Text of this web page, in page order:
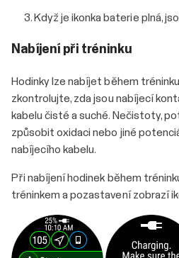
Když je ikonka baterie plná,
Nabíjení při tréninku
Hodinky lze nabíjet během
zkontrolujte, zda jsou nabíjecí
kabelu čisté a suché. Nečistoty,
způsobit oxidaci nebo jiné
nabíjecího kabelu.
Při nabíjení hodinek během
tréninkem a pozastavení zobrazí